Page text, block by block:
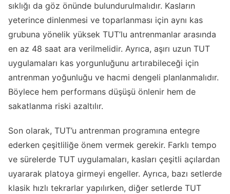
sıklığı da göz önünde bulundurulmalıdır. Kasların
yeterince dinlenmesi ve toparlanması için aynı kas
grubuna yönelik yüksek TUT’lu antrenmanlar arasında
en az 48 saat ara verilmelidir. Ayrıca, aşırı uzun TUT
uygulamaları kas yorgunluğunu artırabileceği için
antrenman yoğunluğu ve hacmi dengeli planlanmalıdır.
Böylece hem performans düşüşü önlenir hem de
sakatlanma riski azaltılır.
Son olarak, TUT’u antrenman programına entegre
ederken çeşitliliğe önem vermek gerekir. Farklı tempo
ve sürelerde TUT uygulamaları, kasları çeşitli açılardan
uyararak platoya girmeyi engeller. Ayrıca, bazı setlerde
klasik hızlı tekrarlar yapılırken, diğer setlerde TUT